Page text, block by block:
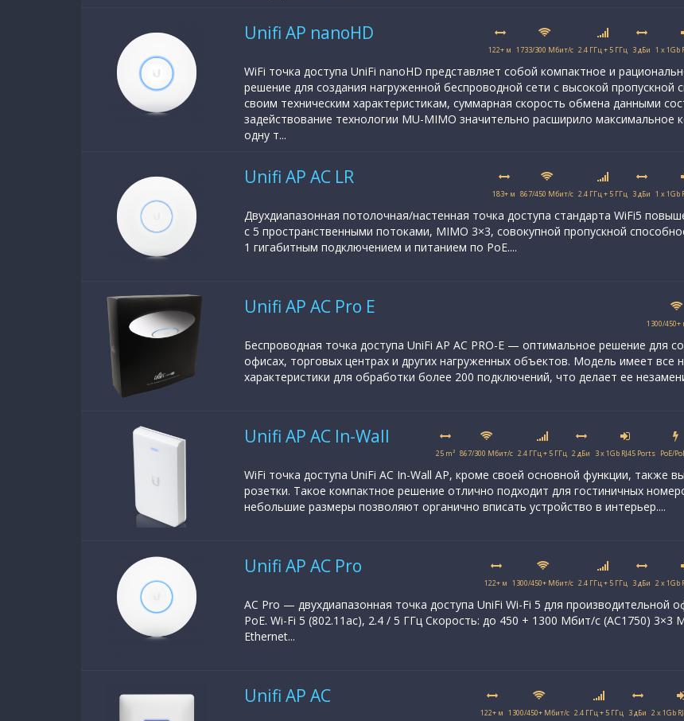
Unifi AP nanoHD
122+ м 1733/300 Мбит/с 2.4 ГГц + 5 ГГц 3 дБи 1 x 1Gb
WiFi точка доступа UniFi nanoHD представляет собой компактное и
решение для создания нагруженной беспроводной сети с высокой пропускной
своим техническим характеристикам, суммарная скорость обмена данными
задействование технологии MU-MIMO значительно расширило максимальное
одну т...
Unifi AP AC LR
183+ м 867/450 Мбит/с 2.4 ГГц + 5 ГГц 3 дБи 1 x 1Gb
Двухдиапазонная потолочная/настенная точка доступа стандарта WiFi5
с 5 пространственными потоками, MIMO 3×3, совокупной пропускной
1 гигабитным подключением и питанием по PoE....
Unifi AP AC Pro E
1300/450+
Беспроводная точка доступа UniFi AP AC PRO-E — оптимальное решение для
офисах, торговых центрах и других нагруженных объектов. Модель имеет все
характеристики для обработки более 200 подключений, что делает ее
Unifi AP AC In-Wall
25 m² 867/300 Мбит/с 2.4 ГГц + 5 ГГц 2 дБи 3 x 1Gb RJ45 Ports PoE/
WiFi точка доступа UniFi AC In-Wall AP, кроме своей основной функции, также
розетки. Такое компактное решение отлично подходит для гостиничных
небольшие размеры позволяют органично вписать устройство в интерьер....
Unifi AP AC Pro
122+ м 1300/450+ Мбит/с 2.4 ГГц + 5 ГГц 3 дБи 2 x 1Gb
AC Pro — двухдиапазонная точка доступа UniFi Wi-Fi 5 для производительной
PoE. Wi-Fi 5 (802.11ac), 2.4 / 5 ГГц Скорость: до 450 + 1300 Мбит/с (AC1750) 3×3
Ethernet...
Unifi AP AC
122+ м 1300/450+ Мбит/с 2.4 ГГц + 5 ГГц 3 дБи 2 x 1Gb